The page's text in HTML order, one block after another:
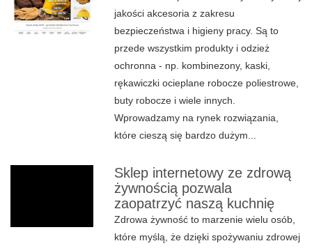
jakości akcesoria z zakresu
bezpieczeństwa i higieny pracy. Są to
przede wszystkim produkty i odzież
ochronna - np. kombinezony, kaski,
rękawiczki ocieplane robocze poliestrowe,
buty robocze i wiele innych.
Wprowadzamy na rynek rozwiązania,
które cieszą się bardzo dużym...
Sklep internetowy ze zdrową
żywnością pozwala
zaopatrzyć naszą kuchnię
Zdrowa żywność to marzenie wielu osób,
które myślą, że dzięki spożywaniu zdrowej